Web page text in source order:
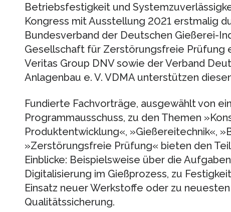
Betriebsfestigkeit und
Kongress mit Ausstellung 2021 erstmalig
Bundesverband der Deutschen Gießerei-
Gesellschaft für Zerstörungsfreie Prüfung
Veritas Group DNV sowie der Verband
Anlagenbau e. V. VDMA unterstützen
Fundierte Fachvorträge, ausgewählt von
Programmausschuss, zu den Themen
Produktentwicklung«, »Gießereitechnik«,
»Zerstörungsfreie Prüfung« bieten den
Einblicke: Beispielsweise über die
Digitalisierung im Gießprozess, zu
Einsatz neuer Werkstoffe oder zu
Qualitätssicherung.